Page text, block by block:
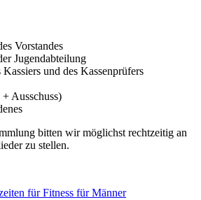
Vorstandes
Jugendabteilung
und des Kassenprüfers
Ausschuss)
bitten wir möglichst rechtzeitig an
zu stellen.
für Fitness für Männer